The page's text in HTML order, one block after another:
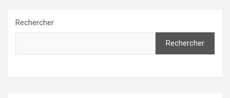
Rechercher
Rechercher